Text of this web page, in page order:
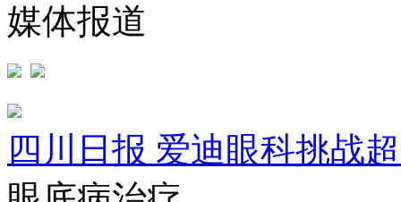
媒体报道
四川日报 爱迪眼科挑战